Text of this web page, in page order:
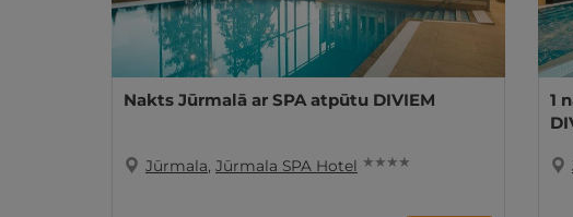
Nakts Jūrmalā ar SPA atpūtu DIVIEM
Jūrmala, Jūrmala SPA Hotel ★ ★ ★ ★
1